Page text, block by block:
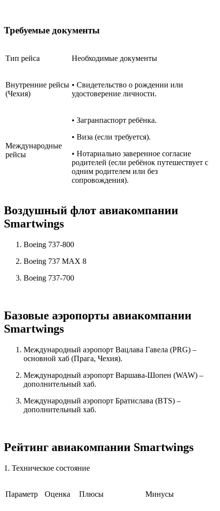
Требуемые документы
Тип рейса Необходимые документы
Внутренние рейсы
(Чехия)
• Свидетельство о рождении или
удостоверение личности.
Международные
рейсы
• Загранпаспорт ребёнка.
• Виза (если требуется).
• Нотариально заверенное согласие
родителей (если ребёнок путешествует с
одним родителем или без
сопровождения).
Воздушный флот авиакомпании
Smartwings
Boeing 737-800
Boeing 737 MAX 8
Boeing 737-700
Базовые аэропорты авиакомпании
Smartwings
Международный аэропорт Вацлава Гавела (PRG) –
основной хаб (Прага, Чехия).
Международный аэропорт Варшава-Шопен (WAW) –
дополнительный хаб.
Международный аэропорт Братислава (BTS) –
дополнительный хаб.
Рейтинг авиакомпании Smartwings
1. Техническое состояние
Параметр Оценка Плюсы Минусы